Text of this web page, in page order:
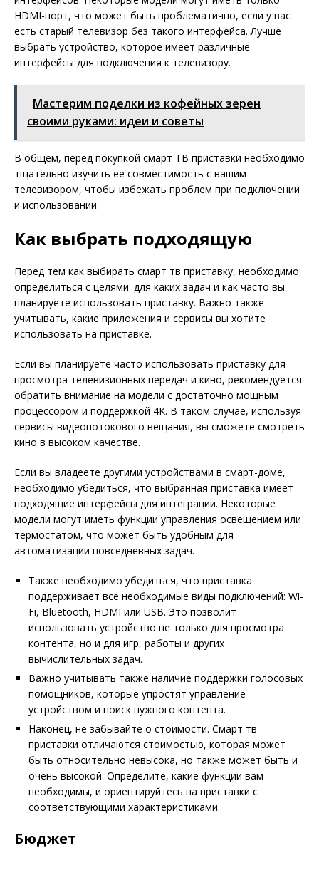
HDMI-порт, что может быть проблематично, если у вас
есть старый телевизор без такого интерфейса. Лучше
выбрать устройство, которое имеет различные
интерфейсы для подключения к телевизору.
Мастерим поделки из кофейных зерен
своими руками: идеи и советы
В общем, перед покупкой смарт ТВ приставки необходимо
тщательно изучить ее совместимость с вашим
телевизором, чтобы избежать проблем при подключении
и использовании.
Как выбрать подходящую
Перед тем как выбирать смарт тв приставку, необходимо
определиться с целями: для каких задач и как часто вы
планируете использовать приставку. Важно также
учитывать, какие приложения и сервисы вы хотите
использовать на приставке.
Если вы планируете часто использовать приставку для
просмотра телевизионных передач и кино, рекомендуется
обратить внимание на модели с достаточно мощным
процессором и поддержкой 4K. В таком случае, используя
сервисы видеопотокового вещания, вы сможете смотреть
кино в высоком качестве.
Если вы владеете другими устройствами в смарт-доме,
необходимо убедиться, что выбранная приставка имеет
подходящие интерфейсы для интеграции. Некоторые
модели могут иметь функции управления освещением или
термостатом, что может быть удобным для
автоматизации повседневных задач.
Также необходимо убедиться, что приставка
поддерживает все необходимые виды подключений: Wi-
Fi, Bluetooth, HDMI или USB. Это позволит
использовать устройство не только для просмотра
контента, но и для игр, работы и других
вычислительных задач.
Важно учитывать также наличие поддержки голосовых
помощников, которые упростят управление
устройством и поиск нужного контента.
Наконец, не забывайте о стоимости. Смарт тв
приставки отличаются стоимостью, которая может
быть относительно невысока, но также может быть и
очень высокой. Определите, какие функции вам
необходимы, и ориентируйтесь на приставки с
соответствующими характеристиками.
Бюджет